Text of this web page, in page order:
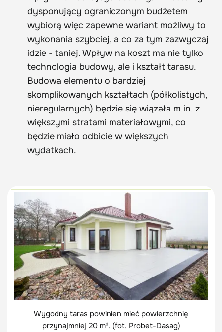
dysponujący ograniczonym budżetem
wybiorą więc zapewne wariant możliwy to
wykonania szybciej, a co za tym zazwyczaj
idzie - taniej. Wpływ na koszt ma nie tylko
technologia budowy, ale i kształt tarasu.
Budowa elementu o bardziej
skomplikowanych kształtach (półkolistych,
nieregularnych) będzie się wiązała m.in. z
większymi stratami materiałowymi, co
będzie miało odbicie w większych
wydatkach.
Wygodny taras powinien mieć powierzchnię
przynajmniej 20 m². (fot. Probet-Dasag)